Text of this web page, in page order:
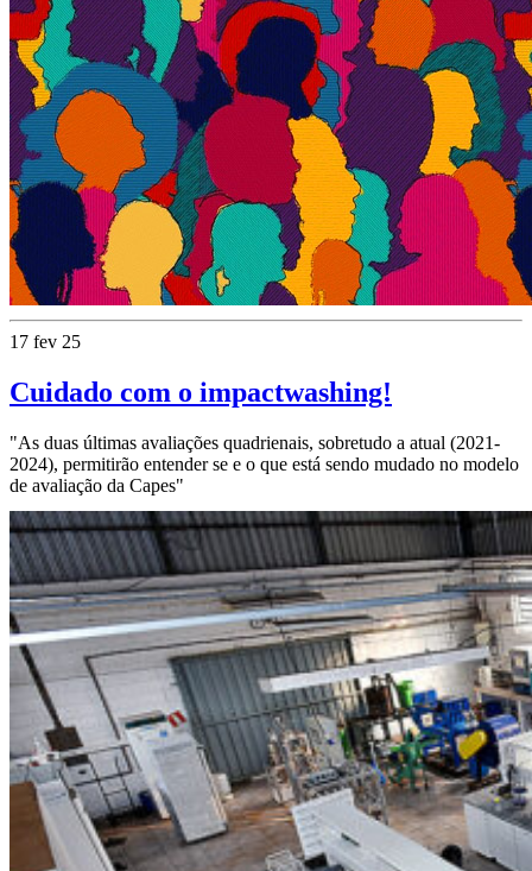
17 fev 25
Cuidado com o impactwashing!
"As duas últimas avaliações quadrienais, sobretudo a atual (2021-
2024), permitirão entender se e o que está sendo mudado no modelo
de avaliação da Capes"